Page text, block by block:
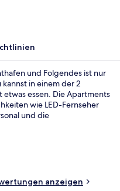
und Folgendes ist nur
in einem der 2
essen. Die Apartments
wie LED-Fernseher
und die
sind nur einen
Jumeirah
zur
Residence 1 13 Minuten.
anzeigen